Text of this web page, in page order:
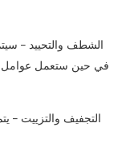
الشطف والتحييد –
في حين ستعمل عوامل
التجفيف والتزييت –